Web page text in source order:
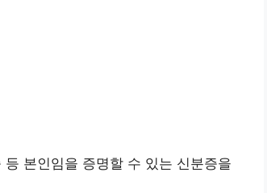
본인임을 증명할 수 있는 신분증을